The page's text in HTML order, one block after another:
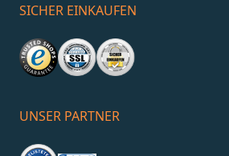
SICHER EINKAUFEN
UNSER PARTNER